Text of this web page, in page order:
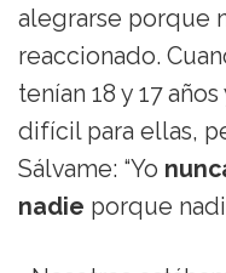
alegrarse porque
reaccionado.
tenían 18 y 17
difícil para ellas,
Sálvame: “Yo
nadie porque